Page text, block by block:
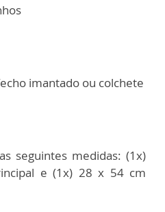
imantado ou colchete
seguintes medidas: (1x)
e (1x) 28 x 54 cm